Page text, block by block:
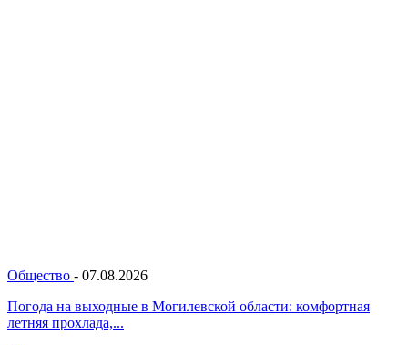
Общество - 07.08.2026
Погода на выходные в Могилевской области: комфортная
летняя прохлада,...